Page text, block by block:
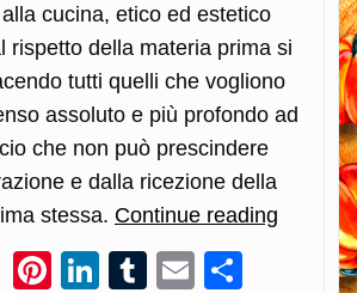
cucina, etico ed estetico
rispetto della materia prima si
tutti quelli che vogliono
assoluto e più profondo ad
che non può prescindere
e dalla ricezione della
stessa. Continue reading Bisogna
TwitterPinterest
LinkedIn
Tumblr
Email